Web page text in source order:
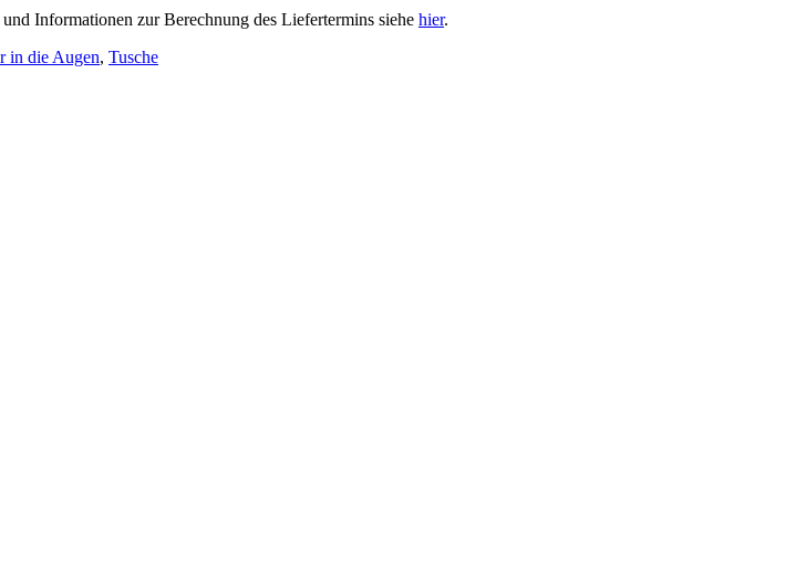
Informationen zur Berechnung des Liefertermins siehe hier.
in die Augen, Tusche